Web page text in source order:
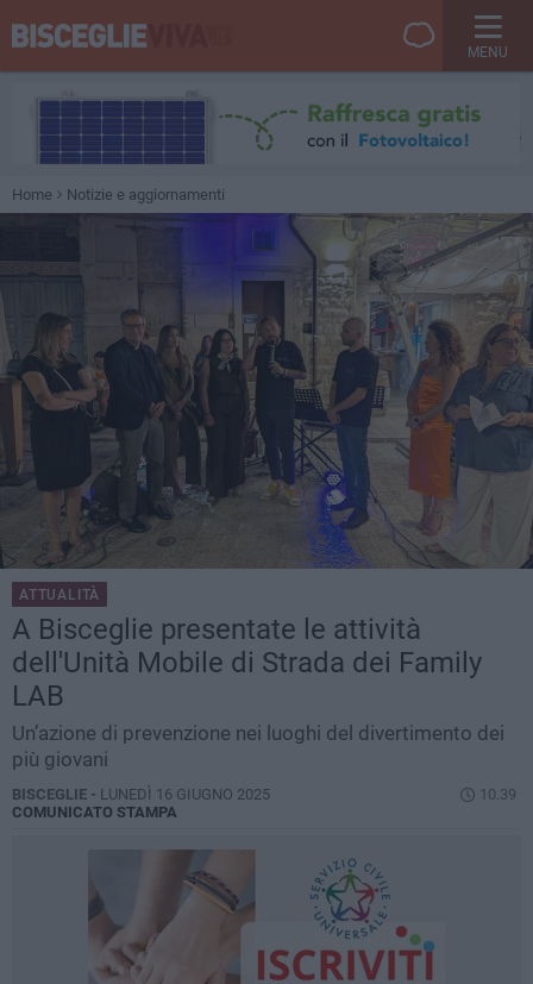
MENU
Home Notizie e aggiornamenti
ATTUALITÀ
A Bisceglie presentate le attività
dell'Unità Mobile di Strada dei Family
LAB
Un’azione di prevenzione nei luoghi del divertimento dei
più giovani
BISCEGLIE - LUNEDÌ 16 GIUGNO 2025
10.39
COMUNICATO STAMPA